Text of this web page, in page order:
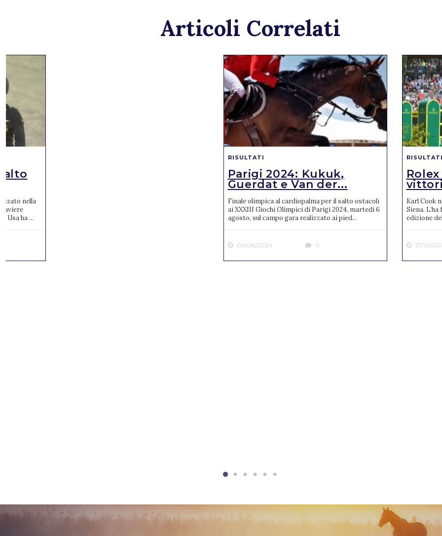
Articoli Correlati
nella
aviere
Usa ha ...
RISULTATI
Parigi 2024: Kukuk,
Guerdat e Van der...
Finale olimpica al cardiopalma per il salto ostacoli
ai XXXIII Giochi Olimpici di Parigi 2024, martedì 6
agosto, sul campo gara realizzato ai pied...
06/08/2024 0
RISULTATI
Karl Cook
Siena.
edizione
27/05/